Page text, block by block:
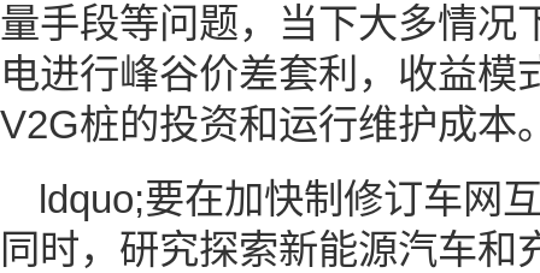
量手段等问题，当下大多情况
电进行峰谷价差套利，收益模
V2G桩的投资和运行维护成本
ldquo;要在加快制修订车网
同时，研究探索新能源汽车和